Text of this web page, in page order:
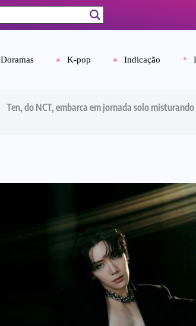
Doramas K-pop Indicação
Ten, do NCT, embarca em jornada solo misturando